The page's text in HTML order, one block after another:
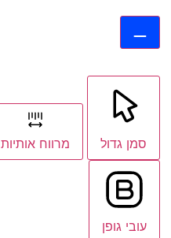
סמן גדול מרווח אותיות
עובי גופן